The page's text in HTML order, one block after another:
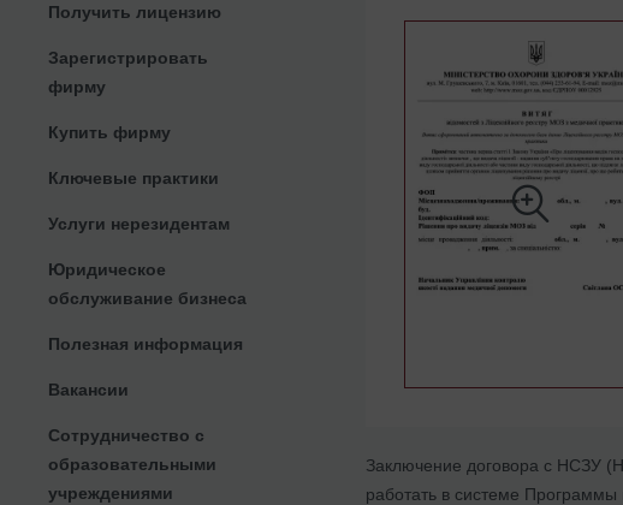
Получить лицензию
Зарегистрировать
фирму
Купить фирму
Ключевые практики
Услуги нерезидентам
Юридическое
обслуживание бизнеса
Полезная информация
Вакансии
Сотрудничество с
образовательными
учреждениями
Заключение договора с НСЗУ
работать в системе Программы